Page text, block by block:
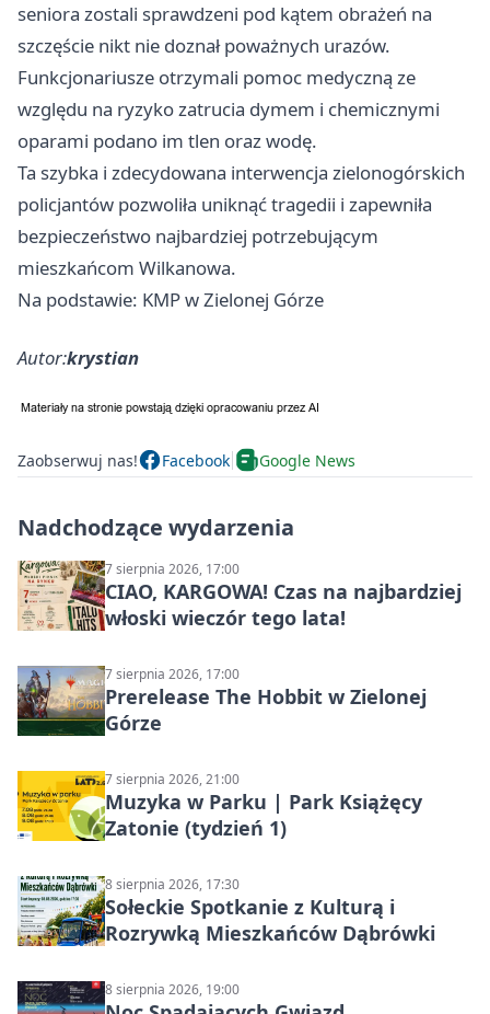
seniora zostali sprawdzeni pod kątem obrażeń na
szczęście nikt nie doznał poważnych urazów.
Funkcjonariusze otrzymali pomoc medyczną ze
względu na ryzyko zatrucia dymem i chemicznymi
oparami podano im tlen oraz wodę.
Ta szybka i zdecydowana interwencja zielonogórskich
policjantów pozwoliła uniknąć tragedii i zapewniła
bezpieczeństwo najbardziej potrzebującym
mieszkańcom Wilkanowa.
Na podstawie: KMP w Zielonej Górze
Autor:krystian
Zaobserwuj nas! Facebook Google News
Nadchodzące wydarzenia
7 sierpnia 2026, 17:00
CIAO, KARGOWA! Czas na najbardziej
włoski wieczór tego lata!
7 sierpnia 2026, 17:00
Prerelease The Hobbit w Zielonej
Górze
7 sierpnia 2026, 21:00
Muzyka w Parku | Park Książęcy
Zatonie (tydzień 1)
8 sierpnia 2026, 17:30
Sołeckie Spotkanie z Kulturą i
Rozrywką Mieszkańców Dąbrówki
8 sierpnia 2026, 19:00